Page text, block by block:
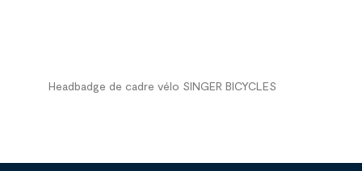
Headbadge de cadre vélo SINGER BICYCLES